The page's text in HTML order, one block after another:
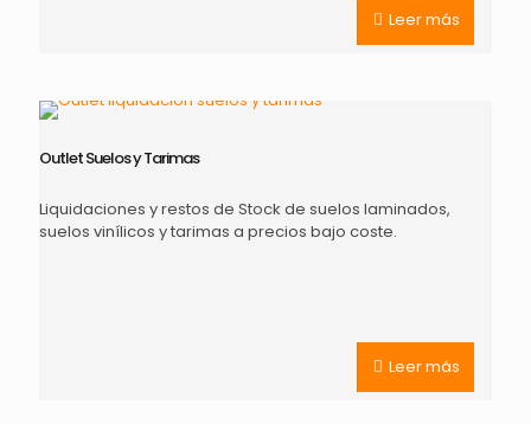
Leer más
Outlet Suelos y Tarimas
Liquidaciones y restos de Stock de suelos laminados,
suelos vinílicos y tarimas a precios bajo coste.
Leer más